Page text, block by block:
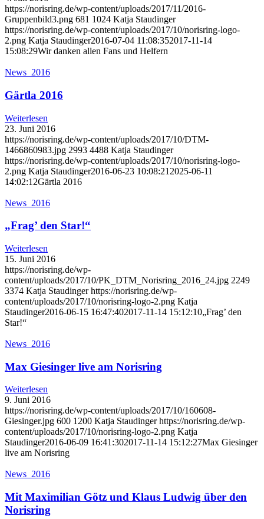
https://norisring.de/wp-content/uploads/2017/11/2016-
Gruppenbild3.png 681 1024 Katja Staudinger
https://norisring.de/wp-content/uploads/2017/10/norisring-logo-
2.png Katja Staudinger2016-07-04 11:08:352017-11-14
15:08:29Wir danken allen Fans und Helfern
News_2016
Gärtla 2016
Weiterlesen
23. Juni 2016
https://norisring.de/wp-content/uploads/2017/10/DTM-
1466860983.jpg 2993 4488 Katja Staudinger
https://norisring.de/wp-content/uploads/2017/10/norisring-logo-
2.png Katja Staudinger2016-06-23 10:08:21 2025-06-11
14:02:12Gärtla 2016
News_2016
„Frag’ den Star!“
Weiterlesen
15. Juni 2016
https://norisring.de/wp-
content/uploads/2017/10/PK_DTM_Norisring_2016_24.jpg 2249
3374 Katja Staudinger https://norisring.de/wp-
content/uploads/2017/10/norisring-logo-2.png Katja
Staudinger2016-06-15 16:47:402017-11-14 15:12:10„Frag’ den
Star!“
News_2016
Max Giesinger live am Norisring
Weiterlesen
9. Juni 2016
https://norisring.de/wp-content/uploads/2017/10/160608-
Giesinger.jpg 600 1200 Katja Staudinger https://norisring.de/wp-
content/uploads/2017/10/norisring-logo-2.png Katja
Staudinger2016-06-09 16:41:302017-11-14 15:12:27Max Giesinger
live am Norisring
News_2016
Mit Maximilian Götz und Klaus Ludwig über den
Norisring